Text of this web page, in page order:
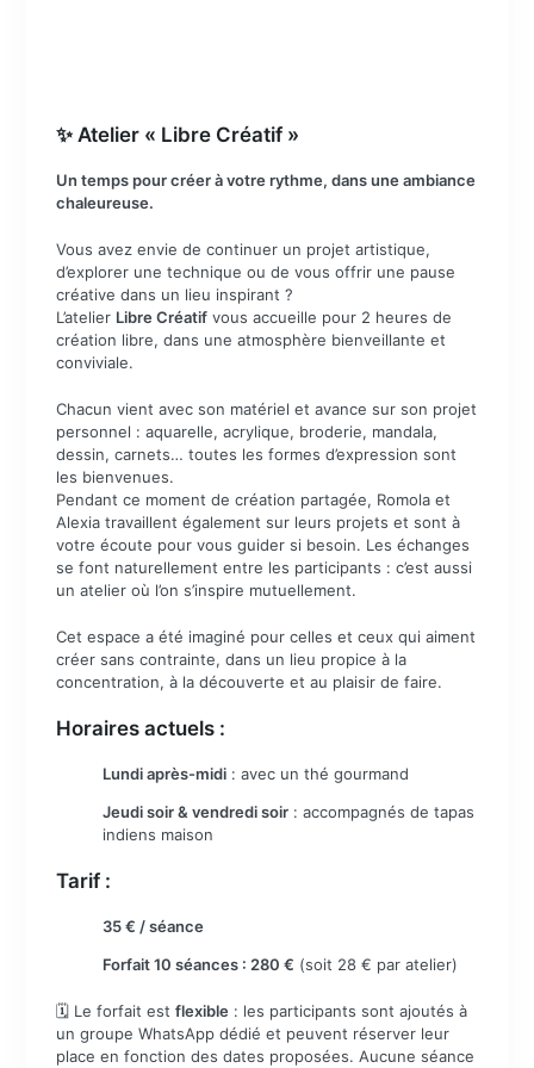
✨ Atelier « Libre Créatif »
Un temps pour créer à votre rythme, dans une ambiance
chaleureuse.
Vous avez envie de continuer un projet artistique,
d’explorer une technique ou de vous offrir une pause
créative dans un lieu inspirant ?
L’atelier Libre Créatif vous accueille pour 2 heures de
création libre, dans une atmosphère bienveillante et
conviviale.
Chacun vient avec son matériel et avance sur son projet
personnel : aquarelle, acrylique, broderie, mandala,
dessin, carnets… toutes les formes d’expression sont
les bienvenues.
Pendant ce moment de création partagée, Romola et
Alexia travaillent également sur leurs projets et sont à
votre écoute pour vous guider si besoin. Les échanges
se font naturellement entre les participants : c’est aussi
un atelier où l’on s’inspire mutuellement.
Cet espace a été imaginé pour celles et ceux qui aiment
créer sans contrainte, dans un lieu propice à la
concentration, à la découverte et au plaisir de faire.
Horaires actuels :
Lundi après-midi : avec un thé gourmand
Jeudi soir & vendredi soir : accompagnés de tapas
indiens maison
Tarif :
35 € / séance
Forfait 10 séances : 280 € (soit 28 € par atelier)
🗓️ Le forfait estflexible : les participants sont ajoutés à
un groupe WhatsApp dédié et peuvent réserver leur
place en fonction des dates proposées. Aucune séance